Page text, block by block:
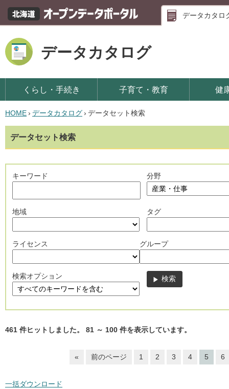
データカタロ
データカタログ
くらし・手続き 子育て・教育 健
HOME› データカタログ› データセット検索
データセット検索
キーワード 分野
地域 タグ
ライセンス グループ
検索オプション
461 件ヒットしました。 81 ～ 100 件を表示しています。
« 前のページ 1 2 3 4 5 6
一括ダウンロード